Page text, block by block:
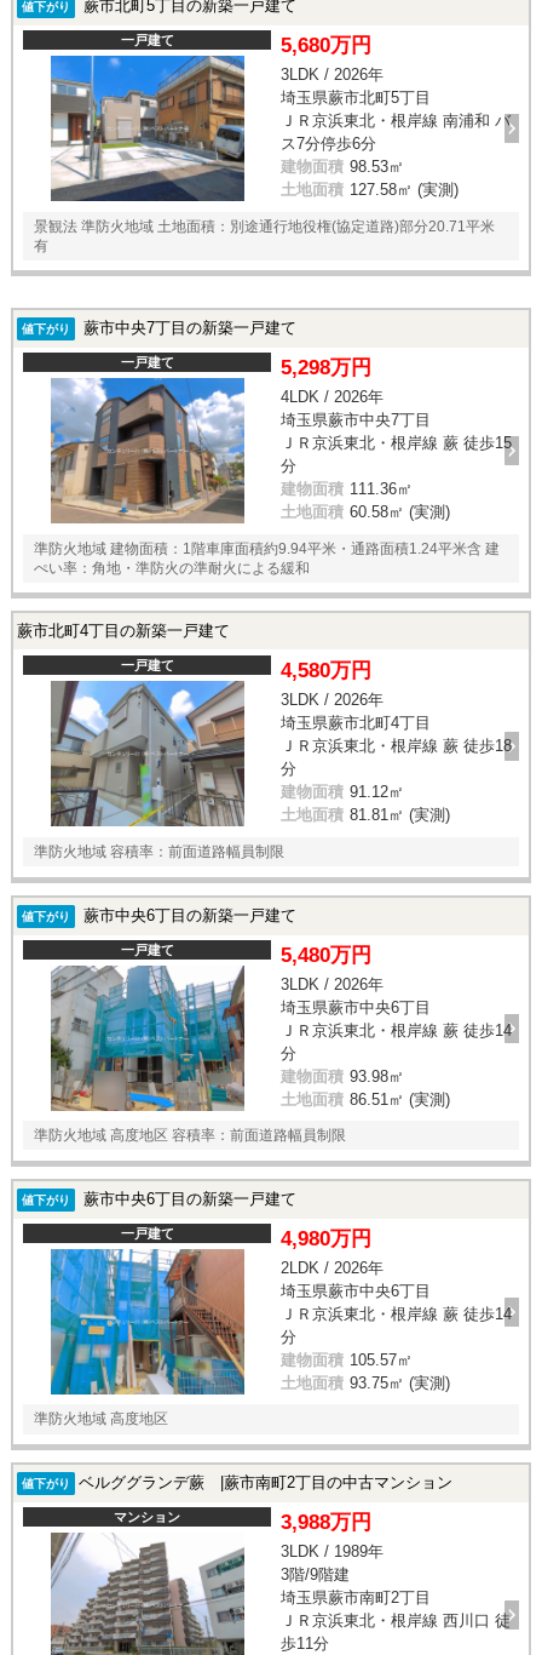
値下がり 蕨市北町5丁目の新築一戸建て
一戸建て 5,680万円
3LDK / 2026年
埼玉県蕨市北町5丁目
ＪＲ京浜東北・根岸線 南浦和 バ
ス7分停歩6分
建物面積 98.53㎡
土地面積 127.58㎡ (実測)
景観法 準防火地域 土地面積：別途通行地役権(協定道路)部分20.71平米
有
値下がり 蕨市中央7丁目の新築一戸建て
一戸建て 5,298万円
4LDK / 2026年
埼玉県蕨市中央7丁目
ＪＲ京浜東北・根岸線 蕨 徒歩15
分
建物面積 111.36㎡
土地面積 60.58㎡ (実測)
準防火地域 建物面積：1階車庫面積約9.94平米・通路面積1.24平米含 建
ぺい率：角地・準防火の準耐火による緩和
蕨市北町4丁目の新築一戸建て
一戸建て 4,580万円
3LDK / 2026年
埼玉県蕨市北町4丁目
ＪＲ京浜東北・根岸線 蕨 徒歩18
分
建物面積 91.12㎡
土地面積 81.81㎡ (実測)
準防火地域 容積率：前面道路幅員制限
値下がり 蕨市中央6丁目の新築一戸建て
一戸建て 5,480万円
3LDK / 2026年
埼玉県蕨市中央6丁目
ＪＲ京浜東北・根岸線 蕨 徒歩14
分
建物面積 93.98㎡
土地面積 86.51㎡ (実測)
準防火地域 高度地区 容積率：前面道路幅員制限
値下がり 蕨市中央6丁目の新築一戸建て
一戸建て 4,980万円
2LDK / 2026年
埼玉県蕨市中央6丁目
ＪＲ京浜東北・根岸線 蕨 徒歩14
分
建物面積 105.57㎡
土地面積 93.75㎡ (実測)
準防火地域 高度地区
値下がり ベルググランデ蕨 |蕨市南町2丁目の中古マンション
マンション 3,988万円
3LDK / 1989年
3階/9階建
埼玉県蕨市南町2丁目
ＪＲ京浜東北・根岸線 西川口 徒
歩11分